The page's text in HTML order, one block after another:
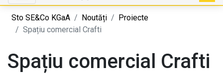
Sto SE&Co KGaA Noutăți
Proiecte
Spațiu comercial Crafti
Spațiu comercial Crafti